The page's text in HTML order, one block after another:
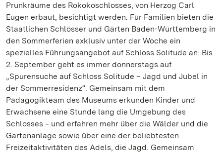
Prunkräume des Rokokoschlosses, von Herzog Carl
Eugen erbaut, besichtigt werden. Für Familien bieten die
Staatlichen Schlösser und Gärten Baden-Württemberg in
den Sommerferien exklusiv unter der Woche ein
spezielles Führungsangebot auf Schloss Solitude an: Bis
2. September geht es immer donnerstags auf
„Spurensuche auf Schloss Solitude – Jagd und Jubel in
der Sommerresidenz“. Gemeinsam mit dem
Pädagogikteam des Museums erkunden Kinder und
Erwachsene eine Stunde lang die Umgebung des
Schlosses ‒ und erfahren mehr über die Wälder und die
Gartenanlage sowie über eine der beliebtesten
Freizeitaktivitäten des Adels, die Jagd. Gemeinsam